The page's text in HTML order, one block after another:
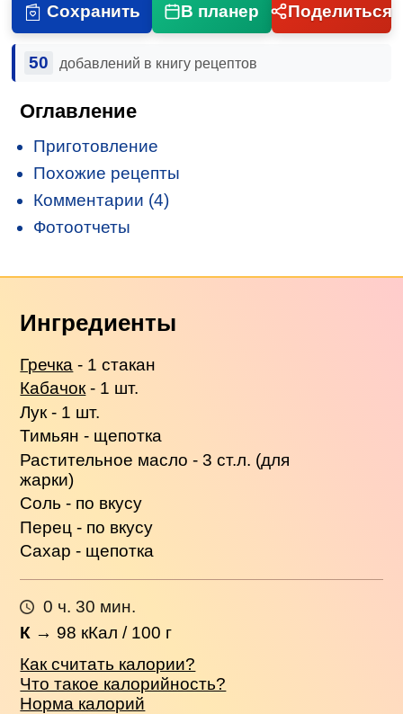
Сохранить В планер Поделиться
50 добавлений в книгу рецептов
Оглавление
Приготовление
Похожие рецепты
Комментарии (4)
Фотоотчеты
Ингредиенты
Гречка - 1 стакан
Кабачок- 1 шт.
Лук - 1 шт.
Тимьян - щепотка
Растительное масло - 3 ст.л. (для
жарки)
Соль - по вкусу
Перец - по вкусу
Сахар - щепотка
0 ч. 30 мин.
К → 98 кКал / 100 г
Как считать калории?
Что такое калорийность?
Норма калорий